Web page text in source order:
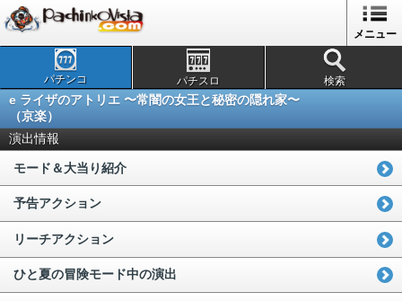
メニュー
パチンコ パチスロ 検索
e ライザのアトリエ 〜常闇の女王と秘密の隠れ家〜
（京楽）
演出情報
モード＆大当り紹介
予告アクション
リーチアクション
ひと夏の冒険モード中の演出